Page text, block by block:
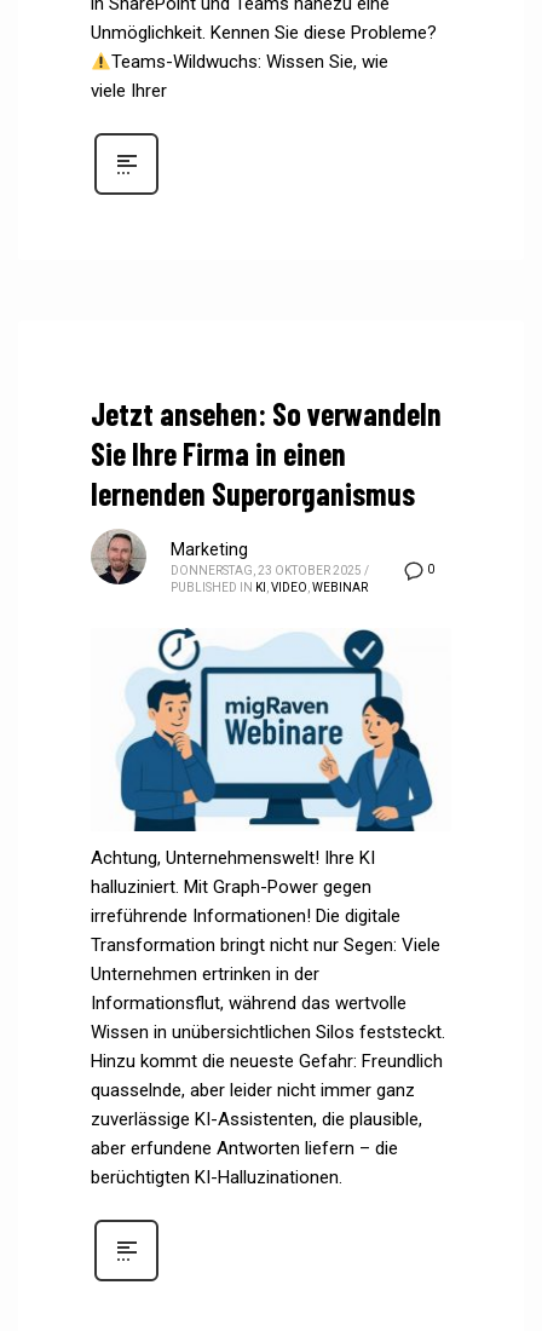
Unmöglichkeit. Kennen Sie diese Probleme?
Teams-Wildwuchs: Wissen Sie, wie
viele Ihrer
Jetzt ansehen: So verwandeln
Sie Ihre Firma in einen
lernenden Superorganismus
0
Marketing
DONNERSTAG, 23 OKTOBER 2025 /
PUBLISHED IN KI ,VIDEO,WEBINAR
Achtung, Unternehmenswelt! Ihre KI
halluziniert. Mit Graph-Power gegen
irreführende Informationen! Die digitale
Transformation bringt nicht nur Segen: Viele
Unternehmen ertrinken in der
Informationsflut, während das wertvolle
Wissen in unübersichtlichen Silos feststeckt.
Hinzu kommt die neueste Gefahr: Freundlich
quasselnde, aber leider nicht immer ganz
zuverlässige KI-Assistenten, die plausible,
aber erfundene Antworten liefern – die
berüchtigten KI-Halluzinationen.